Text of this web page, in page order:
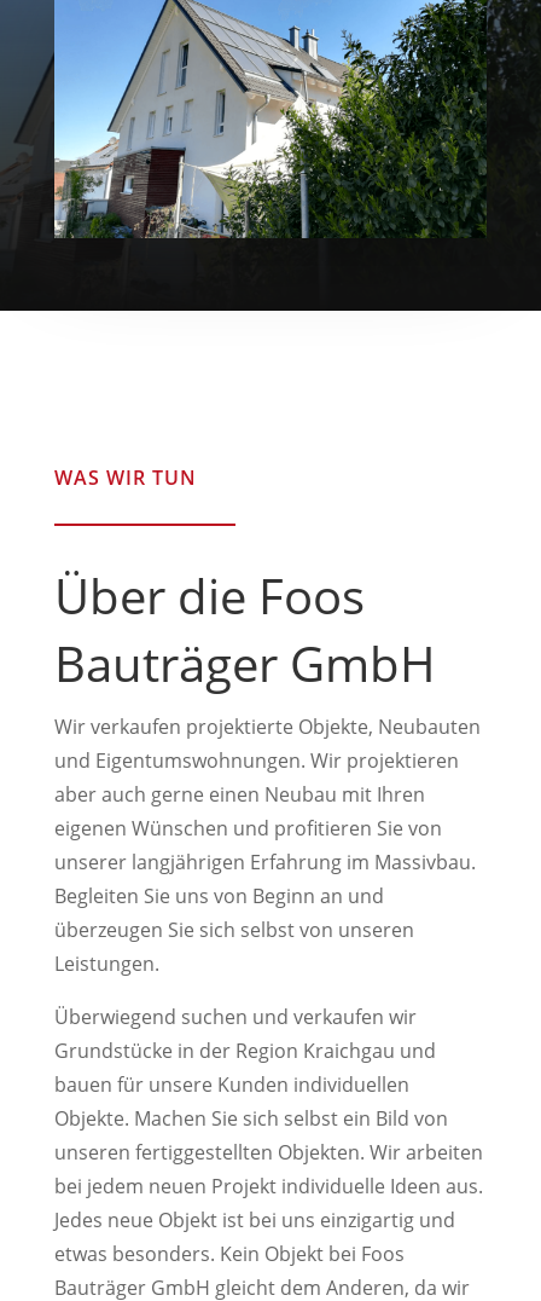
WAS WIR TUN
Über die Foos
Bauträger GmbH
Wir verkaufen projektierte Objekte, Neubauten
und Eigentumswohnungen. Wir projektieren
aber auch gerne einen Neubau mit Ihren
eigenen Wünschen und profitieren Sie von
unserer langjährigen Erfahrung im Massivbau.
Begleiten Sie uns von Beginn an und
überzeugen Sie sich selbst von unseren
Leistungen.
Überwiegend suchen und verkaufen wir
Grundstücke in der Region Kraichgau und
bauen für unsere Kunden individuellen
Objekte. Machen Sie sich selbst ein Bild von
unseren fertiggestellten Objekten. Wir arbeiten
bei jedem neuen Projekt individuelle Ideen aus.
Jedes neue Objekt ist bei uns einzigartig und
etwas besonders. Kein Objekt bei Foos
Bauträger GmbH gleicht dem Anderen, da wir